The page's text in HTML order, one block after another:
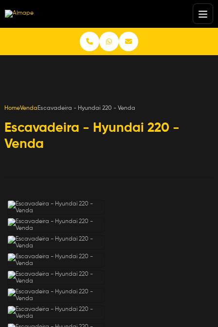
HomeVenda Escavadeira - Hyundai 220 - Venda
Escavadeira - Hyundai 220 -
Venda